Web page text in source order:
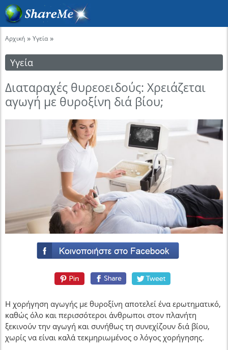
Αρχική » Υγεία »
Υγεία
Διαταραχές θυρεοειδούς: Χρειάζεται
αγωγή με θυροξίνη διά βίου;
Η χορήγηση αγωγής με θυροξίνη αποτελεί ένα ερωτηματικό,
καθώς όλο και περισσότεροι άνθρωποι στον πλανήτη
ξεκινούν την αγωγή και συνήθως τη συνεχίζουν διά βίου,
χωρίς να είναι καλά τεκμηριωμένος ο λόγος χορήγησης.